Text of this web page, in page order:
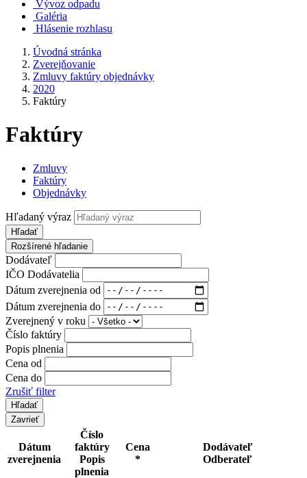
Vývoz odpadu
Galéria
Hlásenie rozhlasu
Úvodná stránka
Zverejňovanie
Zmluvy faktúry objednávky
2020
Faktúry
Faktúry
Zmluvy
Faktúry
Objednávky
Hľadaný výraz
Hľadať
Rozšírené hľadanie
Dodávateľ
IČO Dodávatelia
Dátum zverejnenia od
Dátum zverejnenia do
Zverejnený v roku
Číslo faktúry
Popis plnenia
Cena od
Cena do
Zrušiť filter
Zavrieť
Dátum
zverejnenia
Číslo
faktúry
Popis
plnenia
Cena
*
Dodávateľ
Odberateľ